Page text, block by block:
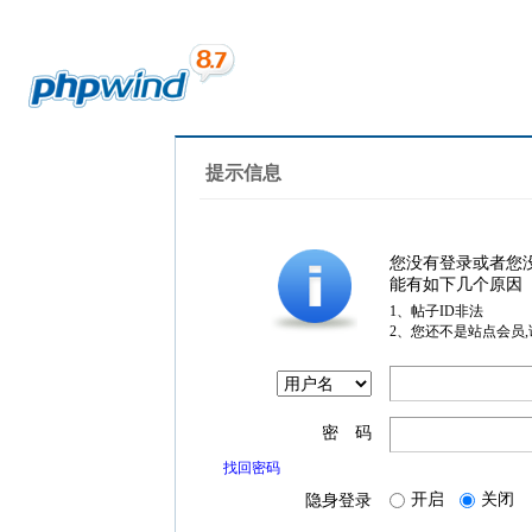
提示信息
您没有登录或者您
能有如下几个原因
1、帖子ID非法
2、您还不是站点会员
密 码
找回密码
隐身登录 开启 关闭